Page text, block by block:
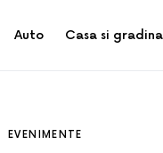
Auto Casa si gradina
EVENIMENTE